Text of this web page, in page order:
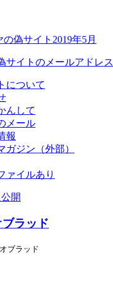
偽サイト2019年5月
サイトのメールアドレス
について
んして
メール
報
ガジン（外部）
ァイルあり
開
ラッド
ブラッド